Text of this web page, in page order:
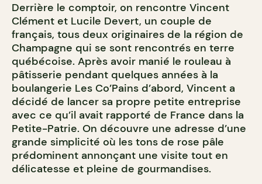
Derrière le comptoir, on rencontre Vincent
Clément et Lucile Devert, un couple de
français, tous deux originaires de la région de
Champagne qui se sont rencontrés en terre
québécoise. Après avoir manié le rouleau à
pâtisserie pendant quelques années à la
boulangerie Les Co’Pains d’abord, Vincent a
décidé de lancer sa propre petite entreprise
avec ce qu’il avait rapporté de France dans la
Petite-Patrie. On découvre une adresse d’une
grande simplicité où les tons de rose pâle
prédominent annonçant une visite tout en
délicatesse et pleine de gourmandises.